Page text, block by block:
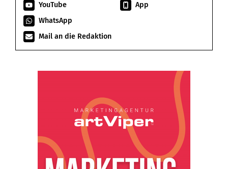
YouTube
App
WhatsApp
Mail an die Redaktion